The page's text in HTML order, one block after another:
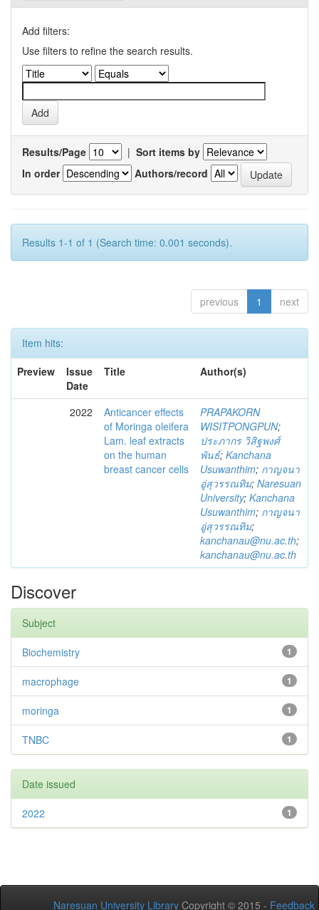
Add filters:
Use filters to refine the search results.
Results/Page | Sort items by
In order
Authors/record
Results 1-1 of 1 (Search time: 0.001 seconds).
previous 1 next
Item hits:
Preview
Issue
Date
Title Author(s)
2022
Anticancer effects
of Moringa oleifera
Lam. leaf extracts
on the human
breast cancer cells
PRAPAKORN
WISITPONGPUN;
ประภากร วิสิฐพงศ์
พันธ์; Kanchana
Usuwanthim; กาญจนา
อู่สุวรรณทิม; Naresuan
University; Kanchana
Usuwanthim; กาญจนา
อู่สุวรรณทิม;
kanchanau@nu.ac.th;
kanchanau@nu.ac.th
Discover
Subject
1
Biochemistry
1
macrophage
1
moringa
1
TNBC
Date issued
1
2022
Naresuan University Library Copyright © 2015 - Feedback